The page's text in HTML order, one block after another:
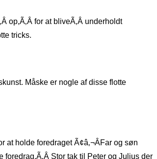
op,Ã‚Â for at bliveÃ‚Â underholdt
tricks.
Måske er nogle af disse flotte
holde foredraget Ã¢â‚¬ÂFar og søn
Stor tak til Peter og Julius der